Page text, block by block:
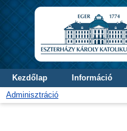
Kezdőlap Információ
Adminisztráció